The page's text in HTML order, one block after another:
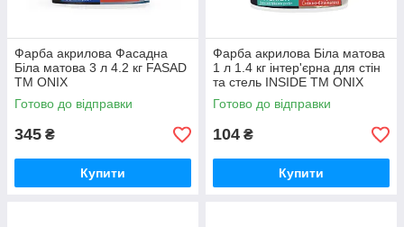
Фарба акрилова Фасадна
Біла матова 3 л 4.2 кг FASAD
ТМ ONIX
Готово до відправки
345 ₴
Купити
Фарба акрилова Біла матова
1 л 1.4 кг інтер'єрна для стін
та стель INSIDE ТМ ONIX
Готово до відправки
104 ₴
Купити